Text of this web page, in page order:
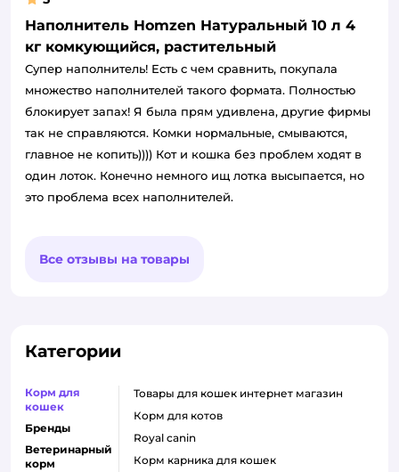
Наполнитель Homzen Натуральный 10 л 4
кг комкующийся, растительный
Супер наполнитель! Есть с чем сравнить, покупала
множество наполнителей такого формата. Полностью
блокирует запах! Я была прям удивлена, другие фирмы
так не справляются. Комки нормальные, смываются,
главное не копить)))) Кот и кошка без проблем ходят в
один лоток. Конечно немного ищ лотка высыпается, но
это проблема всех наполнителей.
Все отзывы на товары
Категории
Корм для
кошек
Бренды
Ветеринарный
корм
товары для кошек интернет магазин
корм для котов
royal canin
корм карника для кошек